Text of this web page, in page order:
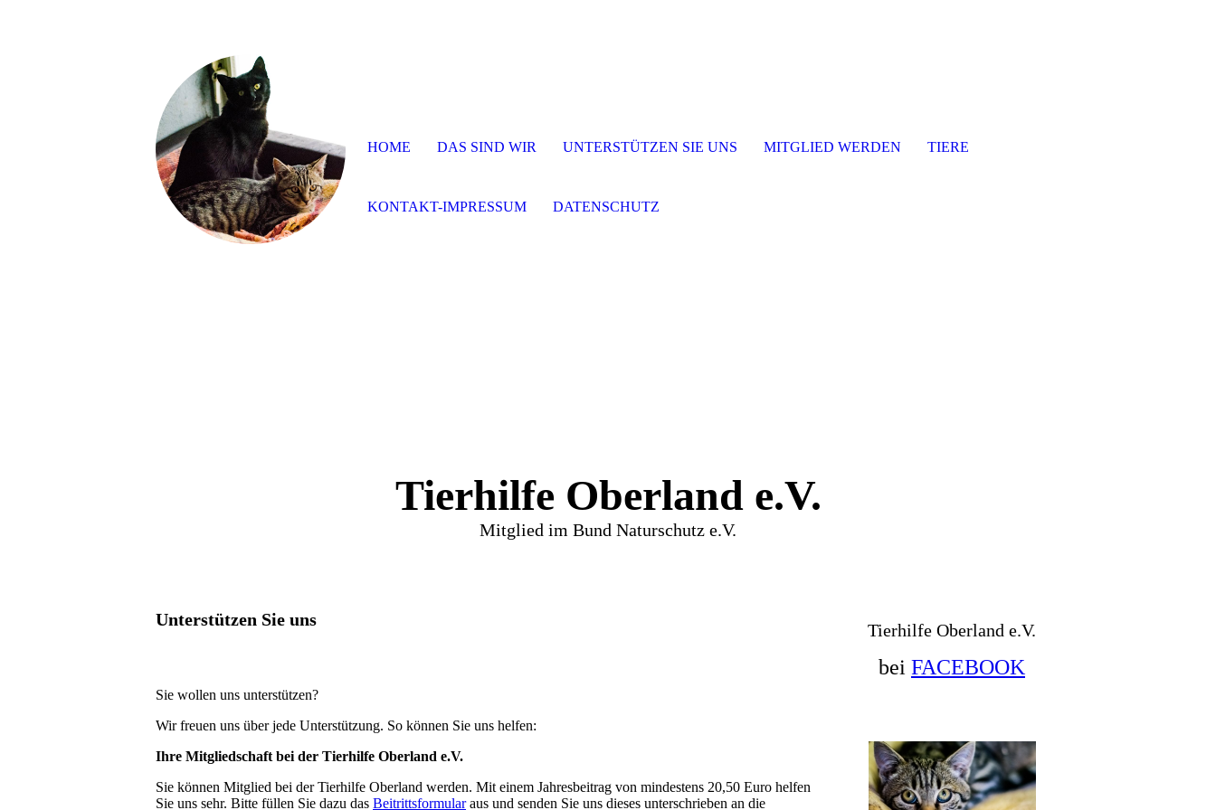
Tierhilfe Oberland e.V.
Mitglied im Bund Naturschutz e.V.
Unterstützen Sie uns
Sie wollen uns unterstützen?
Wir freuen uns über jede Unterstützung. So können Sie uns helfen:
Ihre Mitgliedschaft bei der Tierhilfe Oberland e.V.
Sie können Mitglied bei der Tierhilfe Oberland werden. Mit einem Jahresbeitrag von mindestens 20,50 Euro helfen
Sie uns sehr. Bitte füllen Sie dazu das Beitrittsformularaus und senden Sie uns dieses unterschrieben an die
Tierhilfe Oberland e.V.
bei FACEBOOK
HOME DAS SIND WIR UNTERSTÜTZEN SIE UNS MITGLIED WERDEN TIERE
KONTAKT-IMPRESSUM DATENSCHUTZ